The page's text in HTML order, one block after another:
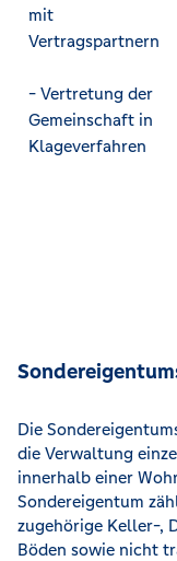
mit
Vertragspartnern
- Vertretung der
Gemeinschaft in
Klageverfahren
Die
die Verwaltung
innerhalb einer
Sondereigentum
zugehörige Keller-,
Böden sowie nicht